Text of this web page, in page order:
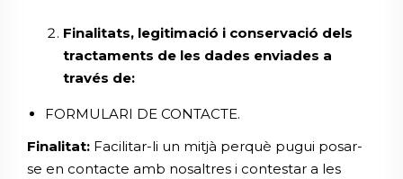
Finalitats, legitimació i conservació dels
tractaments de les dades enviades a
través de:
FORMULARI DE CONTACTE.
Finalitat: Facilitar-li un mitjà perquè pugui posar-
se en contacte amb nosaltres i contestar a les